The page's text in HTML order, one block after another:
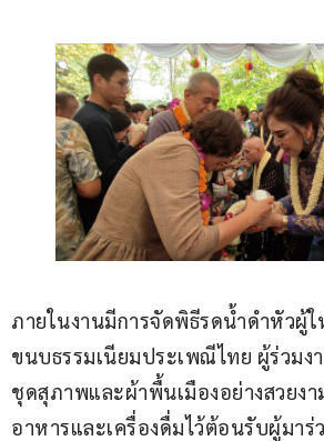
ภายในงานมีการจัดพิธีรดน้ำดำหัวผู้
ขนบธรรมเนียมประเพณีไทย ผู้ร่วมง
ชุดสุภาพและผ้าพื้นเมืองอย่างสวยง
อาหารและเครื่องดื่มไว้ต้อนรับผู้มาร่